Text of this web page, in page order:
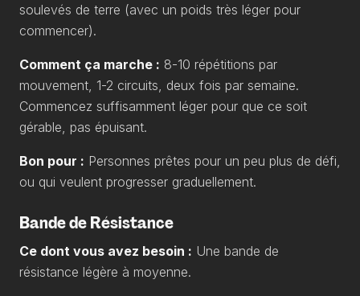
soulevés de terre (avec un poids très léger pour
commencer).
Comment ça marche : 8-10 répétitions par
mouvement, 1-2 circuits, deux fois par semaine.
Commencez suffisamment léger pour que ce soit
gérable, pas épuisant.
Bon pour : Personnes prêtes pour un peu plus de défi,
ou qui veulent progresser graduellement.
Bande de Résistance
Ce dont vous avez besoin : Une bande de
résistance légère à moyenne.